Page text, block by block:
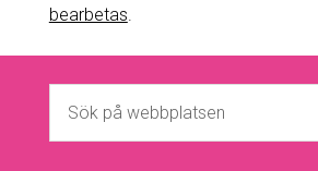
bearbetas